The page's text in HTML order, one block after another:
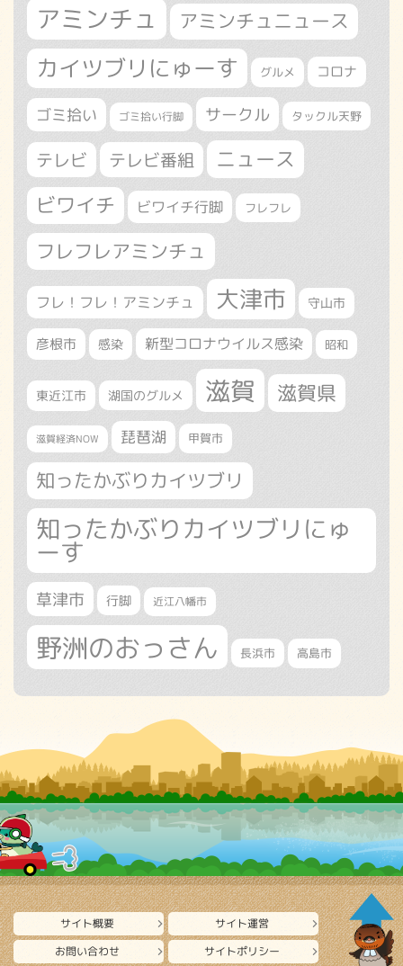
アミンチュ アミンチュニュース
カイツブリにゅーす グルメ コロナ
ゴミ拾い ゴミ拾い行脚 サークル タックル天野
テレビ テレビ番組 ニュース
ビワイチ ビワイチ行脚 フレフレ
フレフレアミンチュ
フレ！フレ！アミンチュ 大津市 守山市
彦根市 感染 新型コロナウイルス感染 昭和
東近江市 湖国のグルメ 滋賀 滋賀県
滋賀経済NOW 琵琶湖 甲賀市
知ったかぶりカイツブリ
知ったかぶりカイツブリにゅ
ーす
草津市 行脚 近江八幡市
野洲のおっさん 長浜市 高島市
サイト概要
サイト運営
お問い合わせ
サイトポリシー